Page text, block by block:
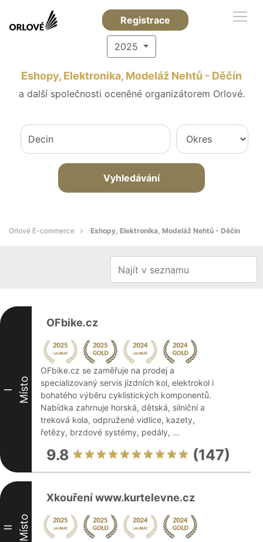
Registrace
2025
Eshopy, Elektronika, Modeláž Nehtů - Děčín
a další společnosti oceněné organizátorem Orlové.
Vyhledávání
Orlové E-commerce Eshopy, Elektronika, Modeláž Nehtů - Děčín
I Místo
OFbike.cz
OFbike.cz se zaměřuje na prodej a
specializovaný servis jízdních kol, elektrokol i
bohatého výběru cyklistických komponentů.
Nabídka zahrnuje horská, dětská, silniční a
treková kola, odpružené vidlice, kazety,
řetězy, brzdové systémy, pedály, ...
9.8 (147)
II Místo
Xkouření www.kurtelevne.cz